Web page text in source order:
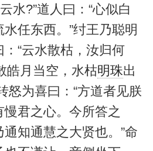
水?”道人曰：“心似白
任东西。”纣王乃聪明
“云水散枯，汝归何
皓月当空，水枯明珠出
怒为喜曰：“方道者见朕
君之心。今所答之
知通慧之大贤也。”命